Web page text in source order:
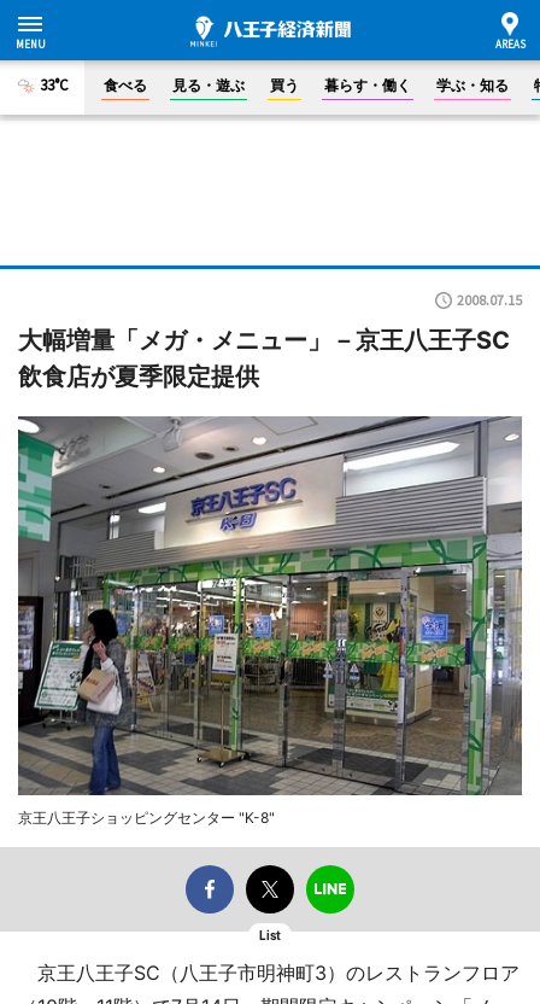
33°C 食べる 見る・遊ぶ 買う 暮らす・働く 学ぶ・知る
2008.07.15
大幅増量「メガ・メニュー」－京王八王子SC
飲食店が夏季限定提供
京王八王子ショッピングセンター "K-8"
List
京王八王子SC（八王子市明神町3）のレストランフロア